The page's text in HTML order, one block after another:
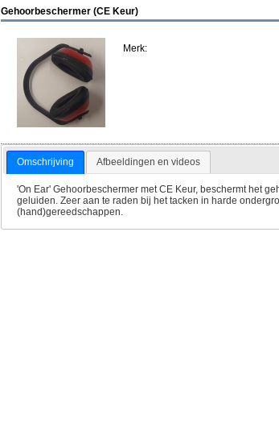
Gehoorbeschermer (CE Keur)
Merk:
Omschrijving Afbeeldingen en videos
'On Ear' Gehoorbeschermer met CE Keur, beschermt het
geluiden. Zeer aan te raden bij het tacken in harde
(hand)gereedschappen.